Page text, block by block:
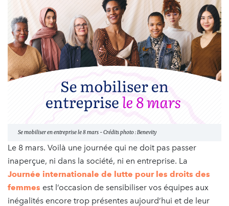
Se mobiliser en entreprise le 8 mars - Crédits photo : Benevity
Le 8 mars. Voilà une journée qui ne doit pas passer
inaperçue, ni dans la société, ni en entreprise. La
Journée internationale de lutte pour les droits des
femmes est l’occasion de sensibiliser vos équipes aux
inégalités encore trop présentes aujourd’hui et de leur